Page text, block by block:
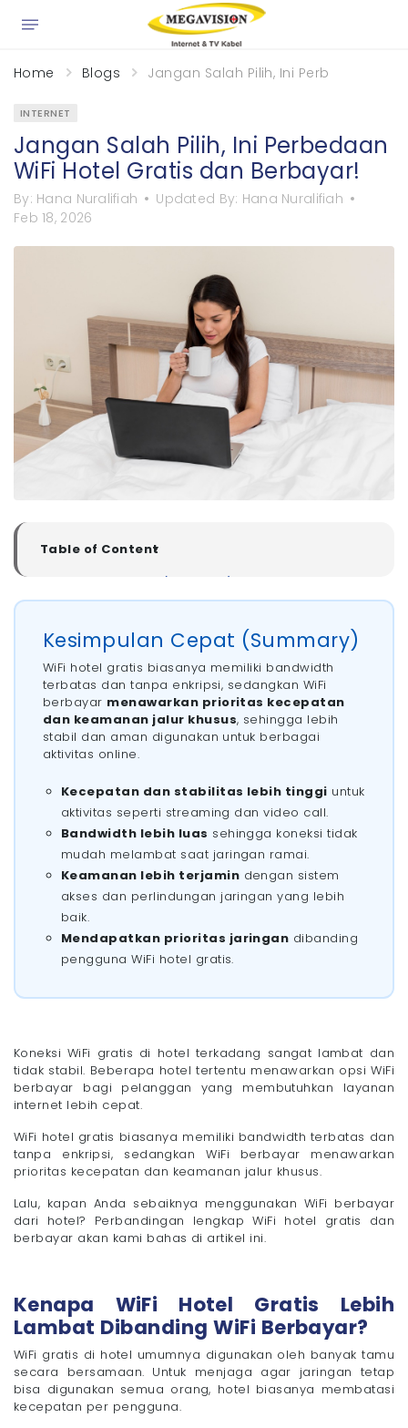
Home Blogs Jangan Salah Pilih, Ini Perbedaan
INTERNET
Jangan Salah Pilih, Ini Perbedaan
WiFi Hotel Gratis dan Berbayar!
By: Hana Nuralifiah Updated By: Hana Nuralifiah
Feb 18, 2026
Table of Content
▼
Kenapa WiFi Hotel Gratis Lebih Lambat Dibanding WiFi
Risiko Menggunakan WiFi Hotel Gratis Dibanding WiFi
Berbayar
- 1. Pencurian Data Sensitif
- 2. Salah Sambung ke Hotspot Palsu (Evil Twin)
- 3. Penyebaran Malware dan Virus
- 4. Ancaman Man-in-the-Middle Attack (MitM)
- 5. Potensi Akses Tidak Sah ke Akun Pribadi
Keuntungan Menggunakan WiFi Hotel Berbayar
Dibanding WiFi Gratis
- 1. Kecepatan dan Stabilitas Lebih Tinggi
- 2. Bandwidth Lebih Luas
- 3. Keamanan Lebih Terjamin
- 4. Mendapatkan Prioritas Jaringan
Akhir Kata
Kesimpulan Cepat (Summary)
WiFi hotel gratis biasanya memiliki bandwidth
terbatas dan tanpa enkripsi, sedangkan WiFi
berbayar menawarkan prioritas kecepatan
dan keamanan jalur khusus, sehingga lebih
stabil dan aman digunakan untuk berbagai
aktivitas online.
Kecepatan dan stabilitas lebih tinggi untuk
aktivitas seperti streaming dan video call.
Bandwidth lebih luas sehingga koneksi tidak
mudah melambat saat jaringan ramai.
Keamanan lebih terjamin dengan sistem
akses dan perlindungan jaringan yang lebih
baik.
Mendapatkan prioritas jaringan dibanding
pengguna WiFi hotel gratis.
Koneksi WiFi gratis di hotel terkadang sangat lambat dan
tidak stabil. Beberapa hotel tertentu menawarkan opsi WiFi
berbayar bagi pelanggan yang membutuhkan layanan
internet lebih cepat.
WiFi hotel gratis biasanya memiliki bandwidth terbatas dan
tanpa enkripsi, sedangkan WiFi berbayar menawarkan
prioritas kecepatan dan keamanan jalur khusus.
Lalu, kapan Anda sebaiknya menggunakan WiFi berbayar
dari hotel? Perbandingan lengkap WiFi hotel gratis dan
berbayar akan kami bahas di artikel ini.
Kenapa WiFi Hotel Gratis Lebih
Lambat Dibanding WiFi Berbayar?
WiFi gratis di hotel umumnya digunakan oleh banyak tamu
secara bersamaan. Untuk menjaga agar jaringan tetap
bisa digunakan semua orang, hotel biasanya membatasi
kecepatan per pengguna.